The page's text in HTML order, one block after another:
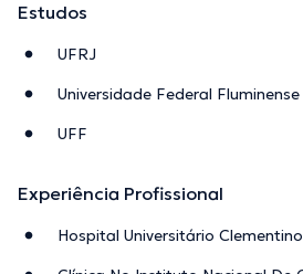
Estudos
UFRJ
Universidade Federal Fluminense
UFF
Experiência Profissional
Hospital Universitário